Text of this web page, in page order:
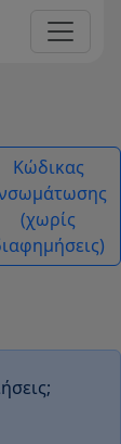
Κώδικας
(χωρίς